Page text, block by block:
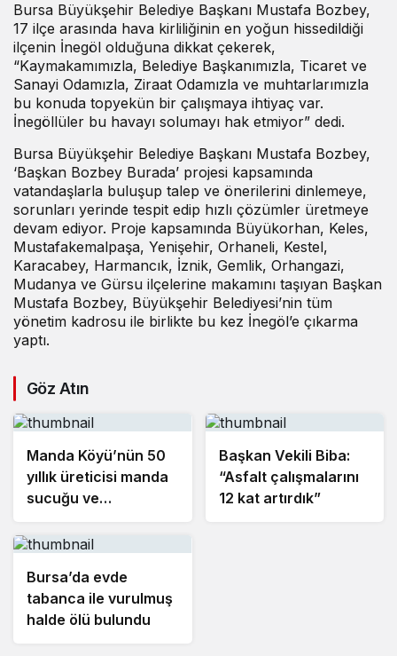
Bursa Büyükşehir Belediye Başkanı Mustafa Bozbey,
17 ilçe arasında hava kirliliğinin en yoğun hissedildiği
ilçenin İnegöl olduğuna dikkat çekerek,
“Kaymakamımızla, Belediye Başkanımızla, Ticaret ve
Sanayi Odamızla, Ziraat Odamızla ve muhtarlarımızla
bu konuda topyekün bir çalışmaya ihtiyaç var.
İnegöllüler bu havayı solumayı hak etmiyor” dedi.
Bursa Büyükşehir Belediye Başkanı Mustafa Bozbey,
‘Başkan Bozbey Burada’ projesi kapsamında
vatandaşlarla buluşup talep ve önerilerini dinlemeye,
sorunları yerinde tespit edip hızlı çözümler üretmeye
devam ediyor. Proje kapsamında Büyükorhan, Keles,
Mustafakemalpaşa, Yenişehir, Orhaneli, Kestel,
Karacabey, Harmancık, İznik, Gemlik, Orhangazi,
Mudanya ve Gürsu ilçelerine makamını taşıyan Başkan
Mustafa Bozbey, Büyükşehir Belediyesi’nin tüm
yönetim kadrosu ile birlikte bu kez İnegöl’e çıkarma
yaptı.
Göz Atın
Manda Köyü’nün 50
yıllık üreticisi manda
sucuğu ve
oluşturdu
Başkan Vekili Biba:
“Asfalt çalışmalarını
12 kat artırdık”
Bursa’da evde
tabanca ile vurulmuş
halde ölü bulundu